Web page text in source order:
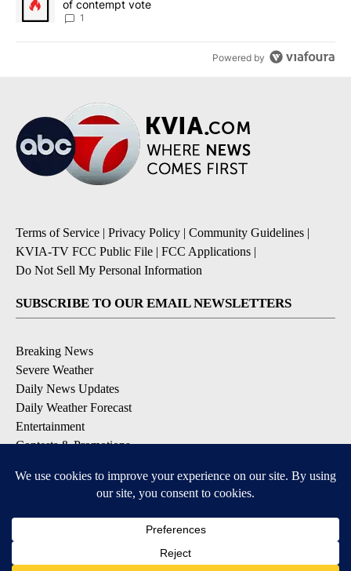
of contempt vote
1
Powered by
Terms of Service | Privacy Policy | Community Guidelines |
KVIA-TV FCC Public File | FCC Applications |
Do Not Sell My Personal Information
SUBSCRIBE TO OUR EMAIL NEWSLETTERS
Breaking News
Severe Weather
Daily News Updates
Daily Weather Forecast
Entertainment
Contests & Promotions
DOWNLOAD OUR APPS
Available for iOS and Android